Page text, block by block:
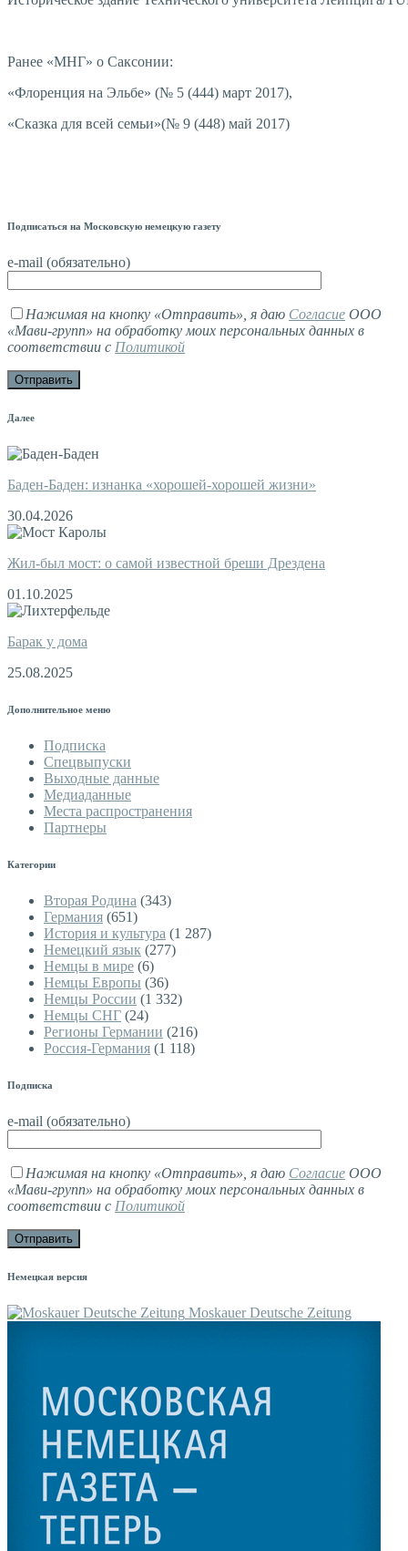
Ранее «МНГ» о Саксонии:
«Флоренция на Эльбе» (№ 5 (444) март 2017),
«Сказка для всей семьи»(№ 9 (448) май 2017)
Подписаться на Московскую немецкую газету
e-mail (обязательно)
Нажимая на кнопку «Отправить», я даю Согласие ООО
«Мави-групп» на обработку моих персональных данных в
соответствии с Политикой
Далее
Баден-Баден: изнанка «хорошей-хорошей жизни»
30.04.2026
Жил-был мост: о самой известной бреши Дрездена
01.10.2025
Барак у дома
25.08.2025
Дополнительное меню
Подписка
Спецвыпуски
Выходные данные
Медиаданные
Места распространения
Партнеры
Категории
Вторая Родина (343)
Германия (651)
История и культура (1 287)
Немецкий язык (277)
Немцы в мире (6)
Немцы Европы (36)
Немцы России (1 332)
Немцы СНГ (24)
Регионы Германии (216)
Россия-Германия (1 118)
Подписка
e-mail (обязательно)
Нажимая на кнопку «Отправить», я даю Согласие ООО
«Мави-групп» на обработку моих персональных данных в
соответствии с Политикой
Немецкая версия
Moskauer Deutsche Zeitung